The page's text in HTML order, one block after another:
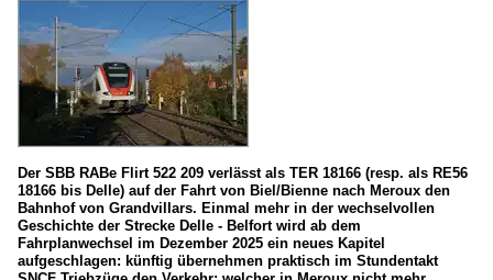
Der SBB RABe Flirt 522 209 verlässt als TER 18166 (resp. als RE56
18166 bis Delle) auf der Fahrt von Biel/Bienne nach Meroux den
Bahnhof von Grandvillars. Einmal mehr in der wechselvollen
Geschichte der Strecke Delle - Belfort wird ab dem
Fahrplanwechsel im Dezember 2025 ein neues Kapitel
aufgeschlagen: künftig übernehmen praktisch im Stundentakt